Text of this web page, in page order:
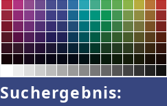
Suchergebnis: